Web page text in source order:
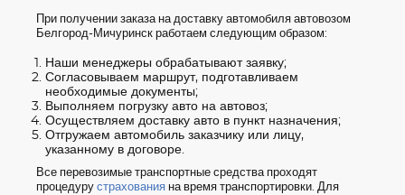
При получении заказа на доставку автомобиля автовозом
Белгород-Мичуринск работаем следующим образом:
Наши менеджеры обрабатывают заявку;
Согласовываем маршрут, подготавливаем
необходимые документы;
Выполняем погрузку авто на автовоз;
Осуществляем доставку авто в пункт назначения;
Отгружаем автомобиль заказчику или лицу,
указанному в договоре.
Все перевозимые транспортные средства проходят
процедуру страхования на время транспортировки. Для